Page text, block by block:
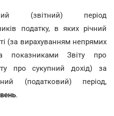
(звітний) період
податку, в яких річний
(за вирахуванням непрямих
показниками Звіту про
про сукупний дохід) за
(податковий) період,
.